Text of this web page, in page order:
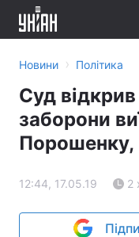
Новини › Політика
Суд
заборони
Порошенку,
12:44, 17.05.19 2